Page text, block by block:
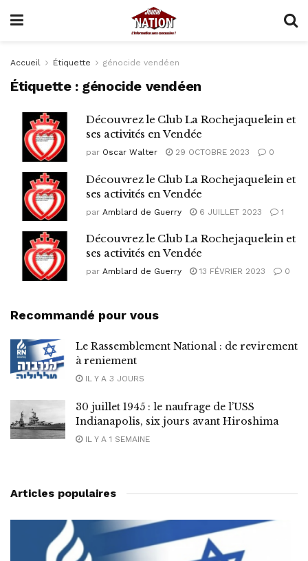
Accueil Étiquette génocide vendéen
Étiquette : génocide vendéen
Découvrez le Club La Rochejaquelein et
ses activités en Vendée
par Oscar Walter 29 OCTOBRE 2023 0
Découvrez le Club La Rochejaquelein et
ses activités en Vendée
par Amblard de Guerry 6 JUILLET 2023 1
Découvrez le Club La Rochejaquelein et
ses activités en Vendée
par Amblard de Guerry 13 FÉVRIER 2023 0
Recommandé pour vous
Le Rassemblement National : de revirement
à reniement
IL Y A 3 JOURS
30 juillet 1945 : le naufrage de l’USS
Indianapolis, six jours avant Hiroshima
IL Y A 1 SEMAINE
Articles populaires